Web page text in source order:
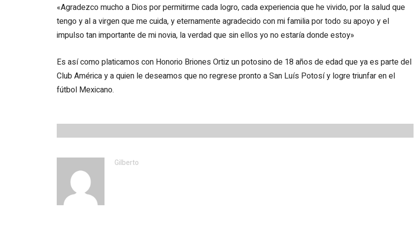
«Agradezco mucho a Dios por permitirme cada logro, cada experiencia que he vivido, por la salud que
tengo y al a virgen que me cuida, y eternamente agradecido con mi familia por todo su apoyo y el
impulso tan importante de mi novia, la verdad que sin ellos yo no estaría donde estoy»
Es así como platicamos con Honorio Briones Ortiz un potosino de 18 años de edad que ya es parte del
Club América y a quien le deseamos que no regrese pronto a San Luís Potosí y logre triunfar en el
fútbol Mexicano.
Gilberto